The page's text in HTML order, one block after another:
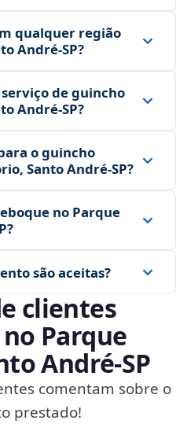
qualquer região
André‑SP?
de guincho
André‑SP?
o guincho
Santo André‑SP?
no Parque
são aceitas?
clientes
Parque
André‑SP
comentam sobre o
prestado!